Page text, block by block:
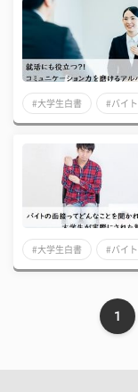
#大学生白書 #バイト
#大学生白書 #バイト
1